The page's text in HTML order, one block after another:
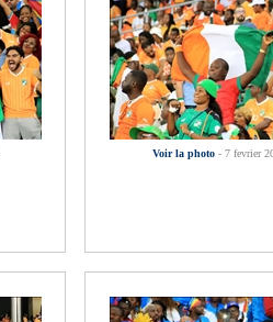
Voir la photo - 7 fevrier